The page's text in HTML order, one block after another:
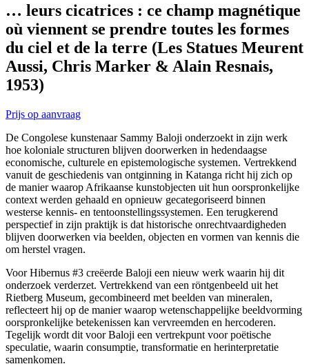
… leurs cicatrices : ce champ magnétique
où viennent se prendre toutes les formes
du ciel et de la terre (Les Statues Meurent
Aussi, Chris Marker & Alain Resnais,
1953)
Prijs op aanvraag
De Congolese kunstenaar Sammy Baloji onderzoekt in zijn werk
hoe koloniale structuren blijven doorwerken in hedendaagse
economische, culturele en epistemologische systemen. Vertrekkend
vanuit de geschiedenis van ontginning in Katanga richt hij zich op
de manier waarop Afrikaanse kunstobjecten uit hun oorspronkelijke
context werden gehaald en opnieuw gecategoriseerd binnen
westerse kennis- en tentoonstellingssystemen. Een terugkerend
perspectief in zijn praktijk is dat historische onrechtvaardigheden
blijven doorwerken via beelden, objecten en vormen van kennis die
om herstel vragen.
Voor Hibernus #3 creëerde Baloji een nieuw werk waarin hij dit
onderzoek verderzet. Vertrekkend van een röntgenbeeld uit het
Rietberg Museum, gecombineerd met beelden van mineralen,
reflecteert hij op de manier waarop wetenschappelijke beeldvorming
oorspronkelijke betekenissen kan vervreemden en hercoderen.
Tegelijk wordt dit voor Baloji een vertrekpunt voor poëtische
speculatie, waarin consumptie, transformatie en herinterpretatie
samenkomen.